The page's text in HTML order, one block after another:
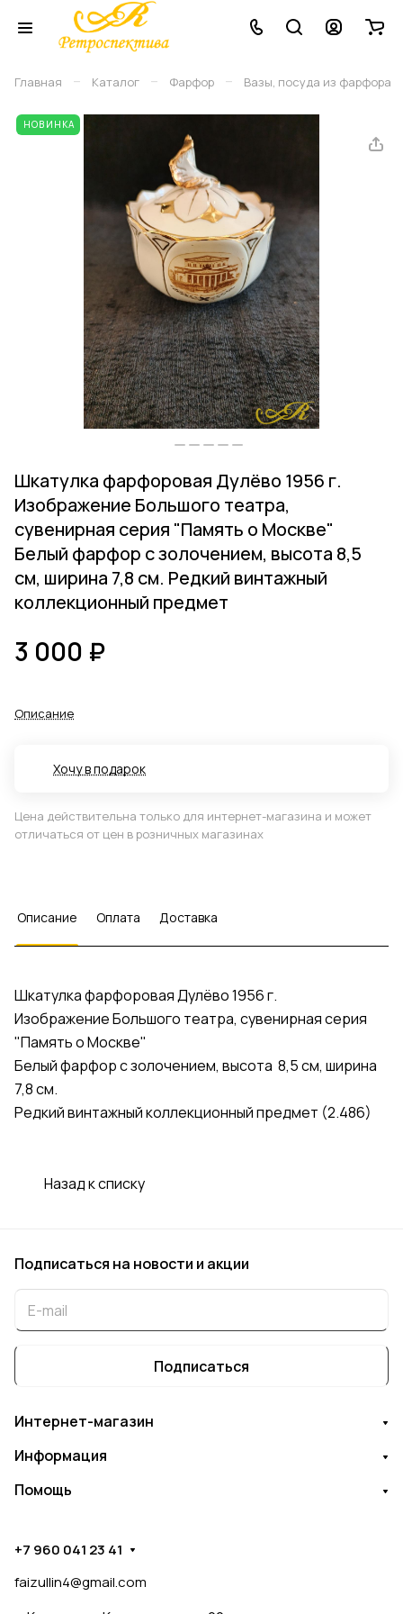
Главная – Каталог – Фарфор – Вазы, посуда из фарфора
НОВИНКА
Шкатулка фарфоровая Дулёво 1956 г.
Изображение Большого театра,
сувенирная серия "Память о Москве"
Белый фарфор с золочением, высота 8,5
см, ширина 7,8 см. Редкий винтажный
коллекционный предмет
3 000 ₽
Описание
Хочу в подарок
Цена действительна только для интернет-магазина и может
отличаться от цен в розничных магазинах
Описание Оплата Доставка
Шкатулка фарфоровая Дулёво 1956 г.
Изображение Большого театра, сувенирная серия
"Память о Москве"
Белый фарфор с золочением, высота 8,5 см, ширина
7,8 см.
Редкий винтажный коллекционный предмет (2.486)
Назад к списку
Подписаться на новости и акции
Подписаться
Интернет-магазин
Информация
Помощь
+7 960 041 23 41
faizullin4@gmail.com